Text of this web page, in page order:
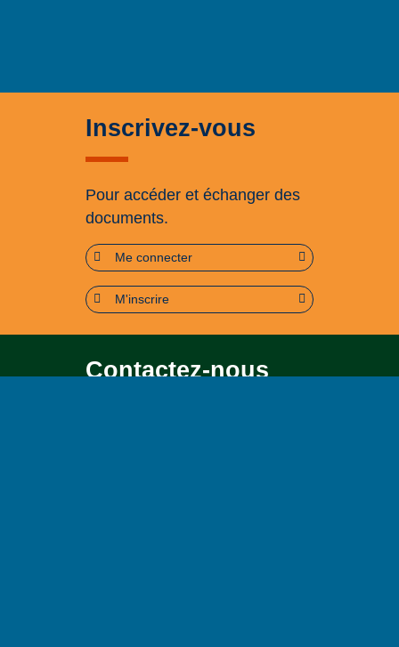
Inscrivez-vous
Pour accéder et échanger des
documents.
Me connecter
M'inscrire
Contactez-nous